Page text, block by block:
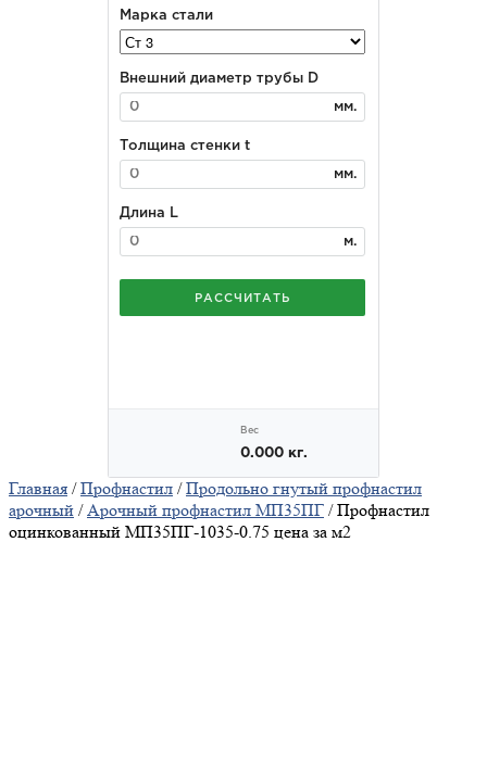
Главная /Профнастил /Продольно гнутый профнастил
арочный /Арочный профнастил МП35ПГ / Профнастил
оцинкованный МП35ПГ-1035-0.75 цена за м2